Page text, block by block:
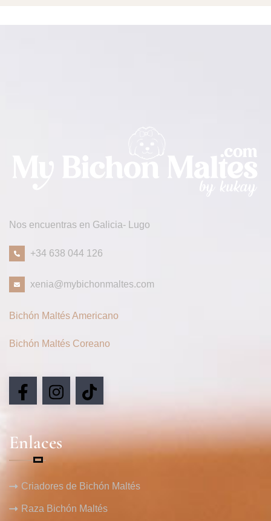
Nos encuentras en Galicia- Lugo
+34 638 044 126
xenia@mybichonmaltes.com
Bichón Maltés Americano
Bichón Maltés Coreano
Enlaces
Criadores de Bichón Maltés
Raza Bichón Maltés